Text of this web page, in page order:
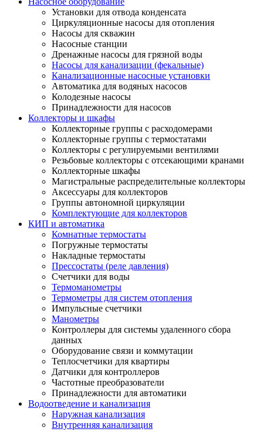
Установки для отвода конденсата
Циркуляционные насосы для отопления
Насосы для скважин
Насосные станции
Дренажные насосы для грязной воды
Насосы для канализации (фекальные)
Канализационные насосные установки
Автоматика для водяных насосов
Колодезные насосы
Принадлежности для насосов
Коллекторы и шкафы
Коллекторные группы с расходомерами
Коллекторные группы с термостатами
Коллекторы с регулируемыми вентилями
Резьбовые коллекторы с отсекающими кранами
Коллекторные шкафы
Магистральные распределительные коллекторы
Аксессуары для коллекторов
Группы автономной циркуляции
Комплектующие для коллекторов
КИП и автоматика
Комнатные термостаты
Погружные термостаты
Накладные термостаты
Прессостаты (реле давления)
Счетчики для воды
Термоманометры
Термометры для систем отопления
Импульсные счетчики
Манометры
Контроллеры для системы удаленного сбора
данных
Оборудование связи и коммутации
Теплосчетчики для квартиры
Датчики для контроллеров
Частотные преобразователи
Принадлежности для автоматики
Водоотведение и канализация
Наружная канализация
Внутренняя канализация